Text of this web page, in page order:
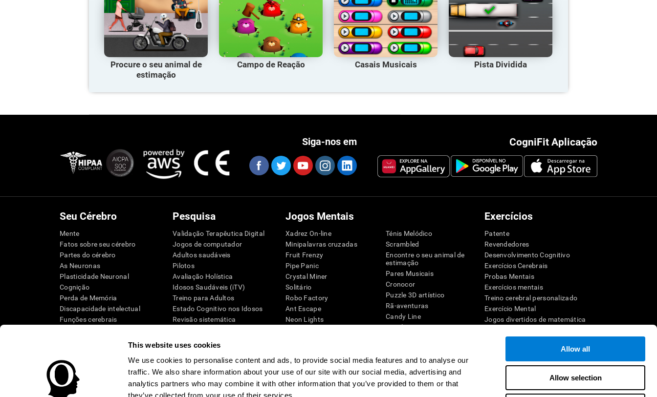
This website uses cookies
We use cookies to personalise content and ads, to provide social media features and to analyse our
traffic. We also share information about your use of our site with our social media, advertising and
analytics partners who may combine it with other information that you’ve provided to them or that
Allow all
Allow selection
Procure o seu animal de
estimação
Campo de Reação Casais Musicais Pista Dividida
CogniFit Aplicação
Siga-nos em
Seu Cérebro
Mente
Fatos sobre seu cérebro
Partes do cérebro
As Neuronas
Plasticidade Neuronal
Cognição
Perda de Memória
Discapacidade intelectual
Funções cerebrais
Pesquisa
Validação Terapêutica Digital
Jogos de computador
Adultos saudáveis
Pilotos
Avaliação Holística
Idosos Saudáveis (iTV)
Treino para Adultos
Estado Cognitivo nos Idosos
Revisão sistemática
Jogos Mentais
Xadrez On-line
Minipalavras cruzadas
Fruit Frenzy
Pipe Panic
Crystal Miner
Solitário
Robo Factory
Ant Escape
Neon Lights
Space Rescue
Caos Matemático
Corrida de Caricas
Ténis Melódico
Scrambled
Encontre o seu animal de
estimação
Pares Musicais
Cronocor
Puzzle 3D artístico
Rã-aventuras
Candy Line
Puzzle
Explode balões
Jogos de engenho
Jogos Online para a memória
Exercícios
Patente
Revendedores
Desenvolvimento Cognitivo
Exercícios Cerebrais
Probas Mentais
Exercícios mentais
Treino cerebral personalizado
Exercício Mental
Jogos divertidos de matemática
Teste de QI